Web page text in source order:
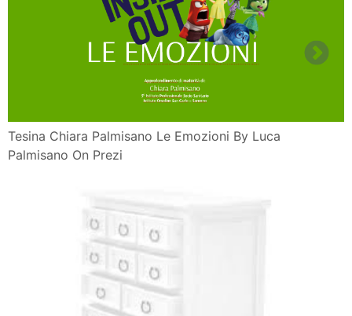
Tesina Chiara Palmisano Le Emozioni By Luca
Palmisano On Prezi